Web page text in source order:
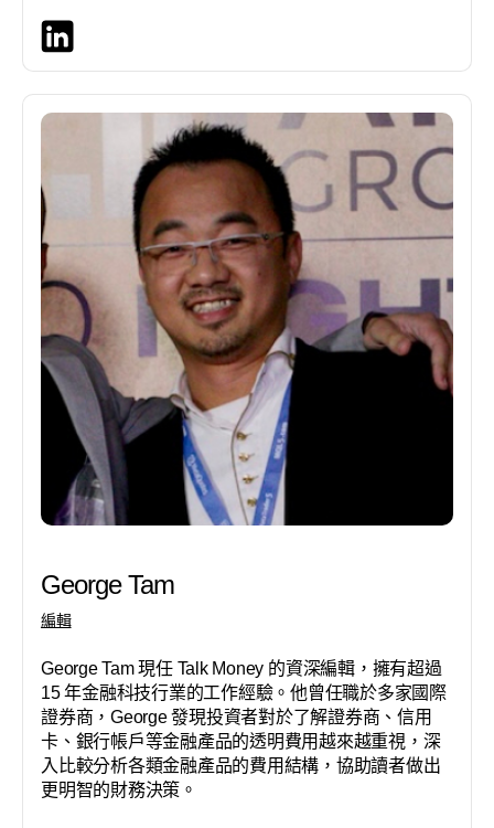
George Tam
編輯
George Tam 現任 Talk Money 的資深編輯，擁有超過
15 年金融科技行業的工作經驗。他曾任職於多家國際
證券商，George 發現投資者對於了解證券商、信用
卡、銀行帳戶等金融產品的透明費用越來越重視，深
入比較分析各類金融產品的費用結構，協助讀者做出
更明智的財務決策。